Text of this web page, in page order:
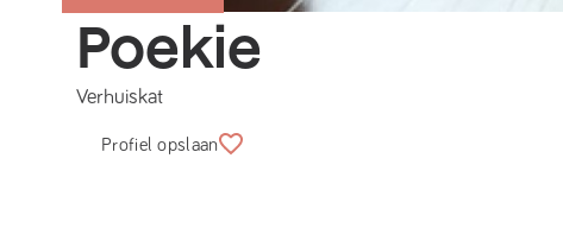
Poekie
Verhuiskat
Profiel opslaan